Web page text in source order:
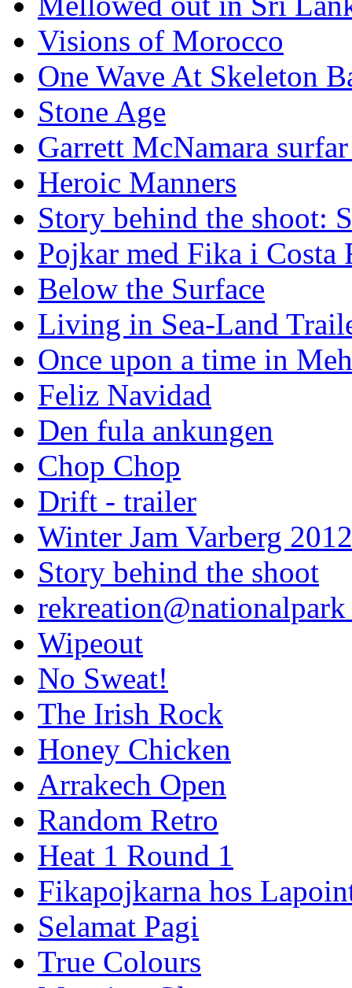
Visions of Morocco
One Wave At Skeleton
Stone Age
Garrett McNamara
Heroic Manners
Story behind the shoot:
Pojkar med Fika i Costa
Below the Surface
Living in Sea-Land
Once upon a time in
Feliz Navidad
Den fula ankungen
Chop Chop
Drift - trailer
Winter Jam Varberg 2012
Story behind the shoot
rekreation@nationalpark
Wipeout
No Sweat!
The Irish Rock
Honey Chicken
Arrakech Open
Random Retro
Heat 1 Round 1
Fikapojkarna hos
Selamat Pagi
True Colours